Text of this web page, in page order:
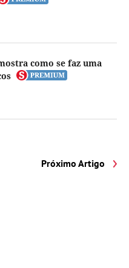
como se faz uma
Próximo Artigo